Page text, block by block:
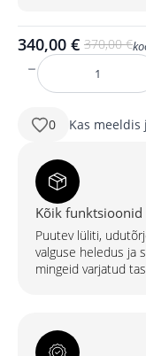
370,00€
Algne
hind
oli:
340,00 €
Praegune
hind
on:
LEO
LED-
kogus
0 Kas meeldis
Kõik funktsioonid
Puutev lüliti,
valguse heledus ja
mingeid varjatud